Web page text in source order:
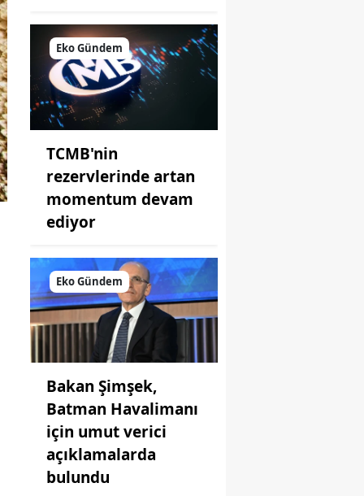
Eko Gündem
TCMB'nin
rezervlerinde artan
momentum devam
ediyor
Eko Gündem
Bakan Şimşek,
Batman Havalimanı
için umut verici
açıklamalarda
bulundu